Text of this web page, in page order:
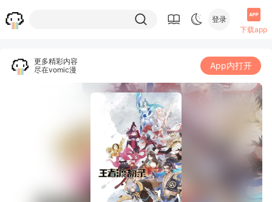
登录
下载app
更多精彩内容
尽在vomic漫
App内打开